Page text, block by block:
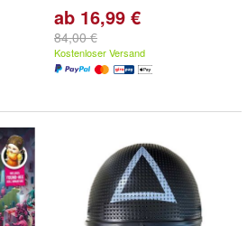
ab 16,99 €
84,00 €
Kostenloser Versand